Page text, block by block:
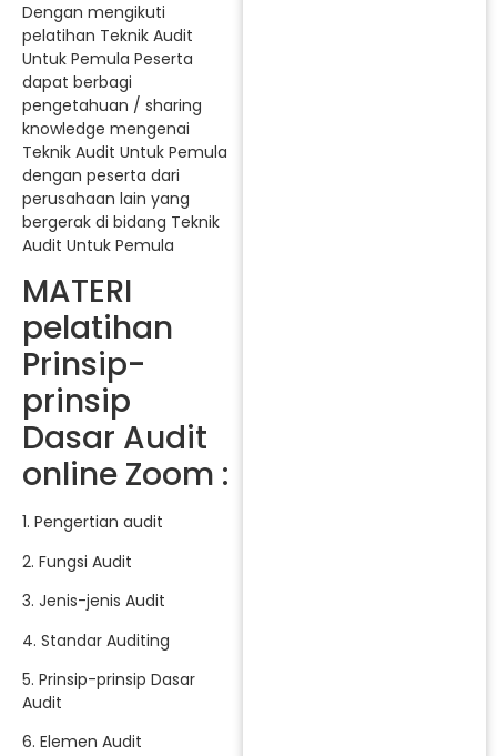
Dengan mengikuti
pelatihan Teknik Audit
Untuk Pemula Peserta
dapat berbagi
pengetahuan / sharing
knowledge mengenai
Teknik Audit Untuk Pemula
dengan peserta dari
perusahaan lain yang
bergerak di bidang Teknik
Audit Untuk Pemula
MATERI
pelatihan
Prinsip-
prinsip
Dasar Audit
online Zoom :
1. Pengertian audit
2. Fungsi Audit
3. Jenis-jenis Audit
4. Standar Auditing
5. Prinsip-prinsip Dasar
Audit
6. Elemen Audit